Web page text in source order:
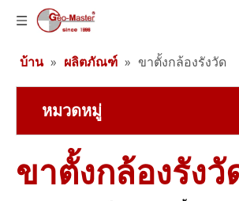
บ้าน » ผลิตภัณฑ์ » ขาตั้งกล้องรังวัด
หมวดหมู่
ขาตั้งกล้องรังวั